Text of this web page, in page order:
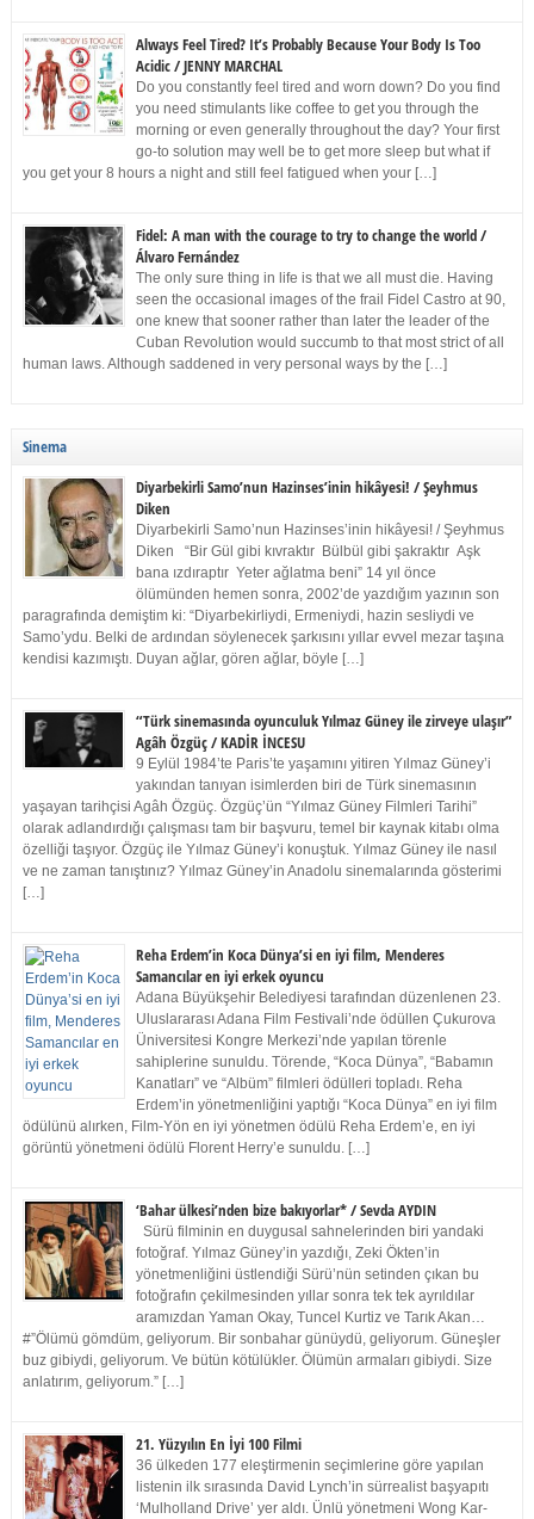
Always Feel Tired? It’s Probably Because Your Body Is Too
Acidic / JENNY MARCHAL
Do you constantly feel tired and worn down? Do you find
you need stimulants like coffee to get you through the
morning or even generally throughout the day? Your first
go-to solution may well be to get more sleep but what if
you get your 8 hours a night and still feel fatigued when your […]
Fidel: A man with the courage to try to change the world /
Álvaro Fernández
The only sure thing in life is that we all must die. Having
seen the occasional images of the frail Fidel Castro at 90,
one knew that sooner rather than later the leader of the
Cuban Revolution would succumb to that most strict of all
human laws. Although saddened in very personal ways by the […]
Sinema
Diyarbekirli Samo’nun Hazinses’inin hikâyesi! / Şeyhmus
Diken
Diyarbekirli Samo’nun Hazinses’inin hikâyesi! / Şeyhmus
Diken “Bir Gül gibi kıvraktır Bülbül gibi şakraktır Aşk
bana ızdıraptır Yeter ağlatma beni” 14 yıl önce
ölümünden hemen sonra, 2002’de yazdığım yazının son
paragrafında demiştim ki: “Diyarbekirliydi, Ermeniydi, hazin sesliydi ve
Samo’ydu. Belki de ardından söylenecek şarkısını yıllar evvel mezar taşına
kendisi kazımıştı. Duyan ağlar, gören ağlar, böyle […]
“Türk sinemasında oyunculuk Yılmaz Güney ile zirveye ulaşır”
Agâh Özgüç / KADİR İNCESU
9 Eylül 1984’te Paris’te yaşamını yitiren Yılmaz Güney’i
yakından tanıyan isimlerden biri de Türk sinemasının
yaşayan tarihçisi Agâh Özgüç. Özgüç’ün “Yılmaz Güney Filmleri Tarihi”
olarak adlandırdığı çalışması tam bir başvuru, temel bir kaynak kitabı olma
özelliği taşıyor. Özgüç ile Yılmaz Güney’i konuştuk. Yılmaz Güney ile nasıl
ve ne zaman tanıştınız? Yılmaz Güney’in Anadolu sinemalarında gösterimi
[…]
Reha Erdem’in Koca Dünya’si en iyi film, Menderes
Samancılar en iyi erkek oyuncu
Adana Büyükşehir Belediyesi tarafından düzenlenen 23.
Uluslararası Adana Film Festivali’nde ödüllen Çukurova
Üniversitesi Kongre Merkezi’nde yapılan törenle
sahiplerine sunuldu. Törende, “Koca Dünya”, “Babamın
Kanatları” ve “Albüm” filmleri ödülleri topladı. Reha
Erdem’in yönetmenliğini yaptığı “Koca Dünya” en iyi film
ödülünü alırken, Film-Yön en iyi yönetmen ödülü Reha Erdem’e, en iyi
görüntü yönetmeni ödülü Florent Herry’e sunuldu. […]
‘Bahar ülkesi’nden bize bakıyorlar* / Sevda AYDIN
Sürü filminin en duygusal sahnelerinden biri yandaki
fotoğraf. Yılmaz Güney’in yazdığı, Zeki Ökten’in
yönetmenliğini üstlendiği Sürü’nün setinden çıkan bu
fotoğrafın çekilmesinden yıllar sonra tek tek ayrıldılar
aramızdan Yaman Okay, Tuncel Kurtiz ve Tarık Akan…
#”Ölümü gömdüm, geliyorum. Bir sonbahar günüydü, geliyorum. Güneşler
buz gibiydi, geliyorum. Ve bütün kötülükler. Ölümün armaları gibiydi. Size
anlatırım, geliyorum.” […]
21. Yüzyılın En İyi 100 Filmi
36 ülkeden 177 eleştirmenin seçimlerine göre yapılan
listenin ilk sırasında David Lynch’in sürrealist başyapıtı
‘Mulholland Drive’ yer aldı. Ünlü yönetmeni Wong Kar-